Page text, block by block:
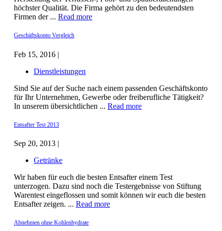
höchster Qualität. Die Firma gehört zu den bedeutendsten
Firmen der ... Read more
Geschäftskonto Vergleich
Feb 15, 2016 |
Dienstleistungen
Sind Sie auf der Suche nach einem passenden Geschäftskonto
für Ihr Unternehmen, Gewerbe oder freiberufliche Tätigkeit?
In unserem übersichtlichen ... Read more
Entsafter Test 2013
Sep 20, 2013 |
Getränke
Wir haben für euch die besten Entsafter einem Test
unterzogen. Dazu sind noch die Testergebnisse von Stiftung
Warentest eingeflossen und somit können wir euch die besten
Entsafter zeigen. ... Read more
Abnehmen ohne Kohlenhydrate